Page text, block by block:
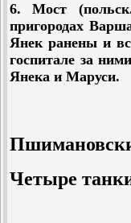
6. Мост
пригородах
Янек ранены и
госпитале за
Янека и Маруси.
Четыре